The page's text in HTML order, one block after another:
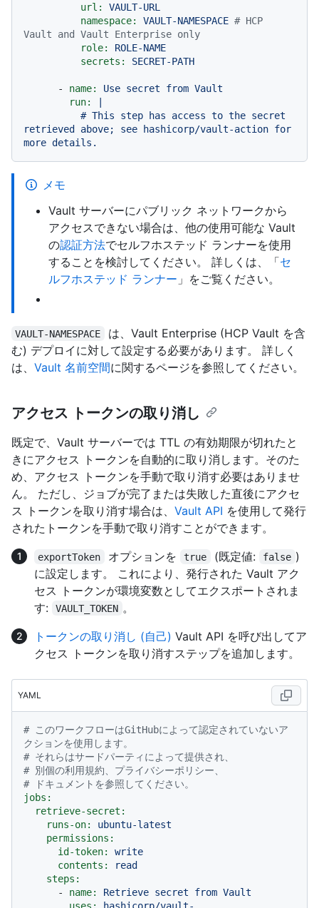
url:
VAULT-URL
namespace:
VAULT-NAMESPACE # HCP
Vault and Vault Enterprise only
role:
ROLE-NAME
secrets:
SECRET-PATH
- name: Use secret from Vault
run:
retrieved above; see hashicorp/vault-action for
メモ
Vault サーバーにパブリック ネットワークから
アクセスできない場合は、他の使用可能な Vault
の認証方法でセルフホステッド ランナーを使用
することを検討してください。 詳しくは、「セ
ルフホステッド ランナー 」をご覧ください。
VAULT-NAMESPACE
は、Vault Enterprise (HCP Vault を含
む) デプロイに対して設定する必要があります。 詳しく
は、 Vault 名前空間に関するページを参照してください。
アクセス トークンの取り消し
既定で、Vault サーバーでは TTL の有効期限が切れたと
きにアクセス トークンを自動的に取り消します。そのた
め、アクセス トークンを手動で取り消す必要はありませ
ん。 ただし、ジョブが完了または失敗した直後にアクセ
ス トークンを取り消す場合は、 Vault API を使用して発行
されたトークンを手動で取り消すことができます。
exportToken オプションを true (既定値: false )
に設定します。 これにより、発行された Vault アク
セス トークンが環境変数としてエクスポートされま
す:
VAULT_TOKEN 。
トークンの取り消し (自己) Vault API を呼び出してア
クセス トークンを取り消すステップを追加します。
YAML
# このワークフローはGitHubによって認定されていないア
クションを使用します。
# それらはサードパーティによって提供され、
# 別個の利用規約、プライバシーポリシー、
# ドキュメントを参照してください。
jobs:
retrieve-secret:
runs-on:
ubuntu-latest
permissions:
id-token:
write
contents:
read
steps:
-
name: Retrieve secret from Vault
uses:
hashicorp/vault-